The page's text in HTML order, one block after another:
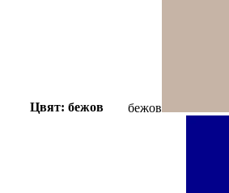
Цвят: бежов бежов